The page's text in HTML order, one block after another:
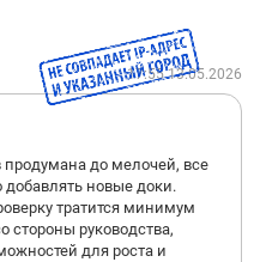
17:55 13.05.2026
продумана до мелочей, все
новые доки.
тратится минимум
стороны руководства,
для роста и